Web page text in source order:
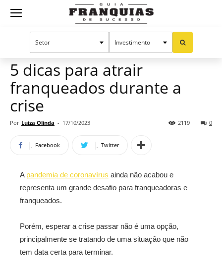
Guia
Manual do sucesso
5 dicas para atrair
franqueados durante a
crise
Por Luiza Olinda - 17/10/2023 0
2119
Facebook Twitter
A pandemia de coronavírus ainda não acabou e
representa um grande desafio para franqueadoras e
franqueados.
Porém, esperar a crise passar não é uma opção,
principalmente se tratando de uma situação que não
tem data certa para terminar.